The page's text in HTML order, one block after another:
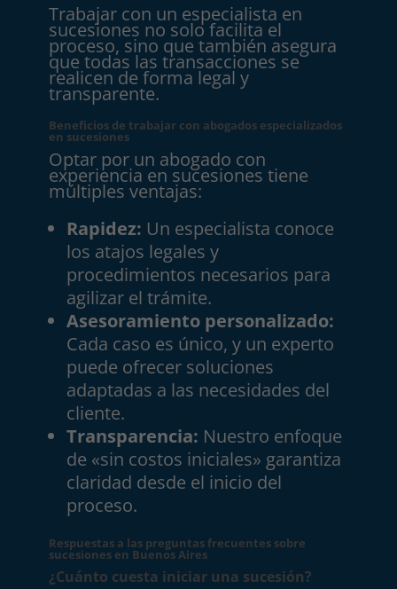
Trabajar con un especialista en
sucesiones no solo facilita el
proceso, sino que también asegura
que todas las transacciones se
realicen de forma legal y
transparente.
Beneficios de trabajar con abogados especializados
en sucesiones
Optar por un abogado con
experiencia en sucesiones tiene
múltiples ventajas:
Rapidez: Un especialista conoce
los atajos legales y
procedimientos necesarios para
agilizar el trámite.
Asesoramiento personalizado:
Cada caso es único, y un experto
puede ofrecer soluciones
adaptadas a las necesidades del
cliente.
Transparencia: Nuestro enfoque
de «sin costos iniciales» garantiza
claridad desde el inicio del
proceso.
Respuestas a las preguntas frecuentes sobre
sucesiones en Buenos Aires
¿Cuánto cuesta iniciar una sucesión?